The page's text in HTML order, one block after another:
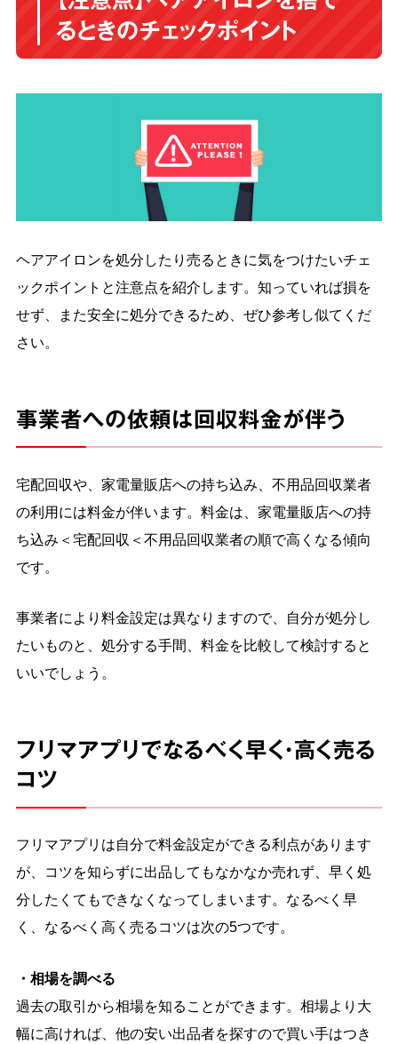
るときのチェックポイント
ヘアアイロンを処分したり売るときに気をつけたいチェ
ックポイントと注意点を紹介します。知っていれば損を
せず、また安全に処分できるため、ぜひ参考し似てくだ
さい。
事業者への依頼は回収料金が伴う
宅配回収や、家電量販店への持ち込み、不用品回収業者
の利用には料金が伴います。料金は、家電量販店への持
ち込み＜宅配回収＜不用品回収業者の順で高くなる傾向
です。
事業者により料金設定は異なりますので、自分が処分し
たいものと、処分する手間、料金を比較して検討すると
いいでしょう。
フリマアプリでなるべく早く・高く売る
コツ
フリマアプリは自分で料金設定ができる利点があります
が、コツを知らずに出品してもなかなか売れず、早く処
分したくてもできなくなってしまいます。なるべく早
く、なるべく高く売るコツは次の5つです。
・相場を調べる
過去の取引から相場を知ることができます。相場より大
幅に高ければ、他の安い出品者を探すので買い手はつき